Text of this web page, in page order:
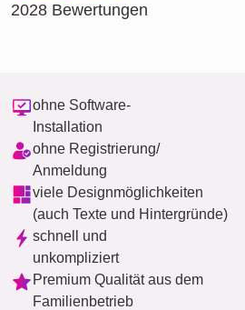
2028 Bewertungen
ohne Software-
Installation
ohne Registrierung/
Anmeldung
viele Designmöglichkeiten
(auch Texte und Hintergründe)
schnell und
unkompliziert
Premium Qualität aus dem
Familienbetrieb